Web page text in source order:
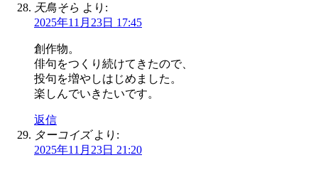
天鳥そら より:
2025年11月23日 17:45
創作物。
俳句をつくり続けてきたので、
投句を増やしはじめました。
楽しんでいきたいです。
返信
ターコイズ より:
2025年11月23日 21:20